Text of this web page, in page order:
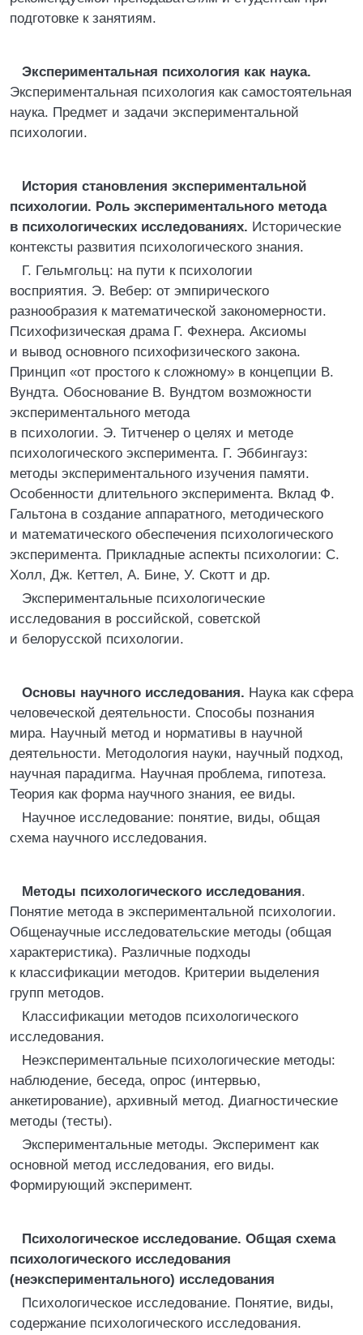
подготовке к занятиям.
Экспериментальная психология как наука.
Экспериментальная психология как самостоятельная
наука. Предмет и задачи экспериментальной
психологии.
История становления экспериментальной
психологии. Роль экспериментального метода
в психологических исследованиях. Исторические
контексты развития психологического знания.
Г. Гельмгольц: на пути к психологии
восприятия. Э. Вебер: от эмпирического
разнообразия к математической закономерности.
Психофизическая драма Г. Фехнера. Аксиомы
и вывод основного психофизического закона.
Принцип «от простого к сложному» в концепции В.
Вундта. Обоснование В. Вундтом возможности
экспериментального метода
в психологии. Э. Титченер о целях и методе
психологического эксперимента. Г. Эббингауз:
методы экспериментального изучения памяти.
Особенности длительного эксперимента. Вклад Ф.
Гальтона в создание аппаратного, методического
и математического обеспечения психологического
эксперимента. Прикладные аспекты психологии: С.
Холл, Дж. Кеттел, А. Бине, У. Скотт и др.
Экспериментальные психологические
исследования в российской, советской
и белорусской психологии.
Основы научного исследования. Наука как сфера
человеческой деятельности. Способы познания
мира. Научный метод и нормативы в научной
деятельности. Методология науки, научный подход,
научная парадигма. Научная проблема, гипотеза.
Теория как форма научного знания, ее виды.
Научное исследование: понятие, виды, общая
схема научного исследования.
Методы психологического исследования.
Понятие метода в экспериментальной психологии.
Общенаучные исследовательские методы (общая
характеристика). Различные подходы
к классификации методов. Критерии выделения
групп методов.
Классификации методов психологического
исследования.
Неэкспериментальные психологические методы:
наблюдение, беседа, опрос (интервью,
анкетирование), архивный метод. Диагностические
методы (тесты).
Экспериментальные методы. Эксперимент как
основной метод исследования, его виды.
Формирующий эксперимент.
Психологическое исследование. Общая схема
психологического исследования
(неэкспериментального) исследования
Психологическое исследование. Понятие, виды,
содержание психологического исследования.